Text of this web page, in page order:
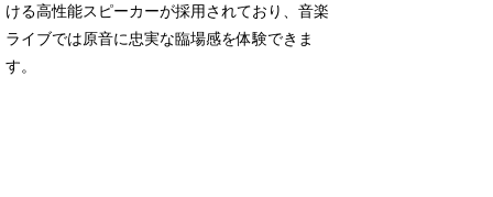
ける高性能スピーカーが採用されており、音楽
ライブでは原音に忠実な臨場感を体験できま
す。